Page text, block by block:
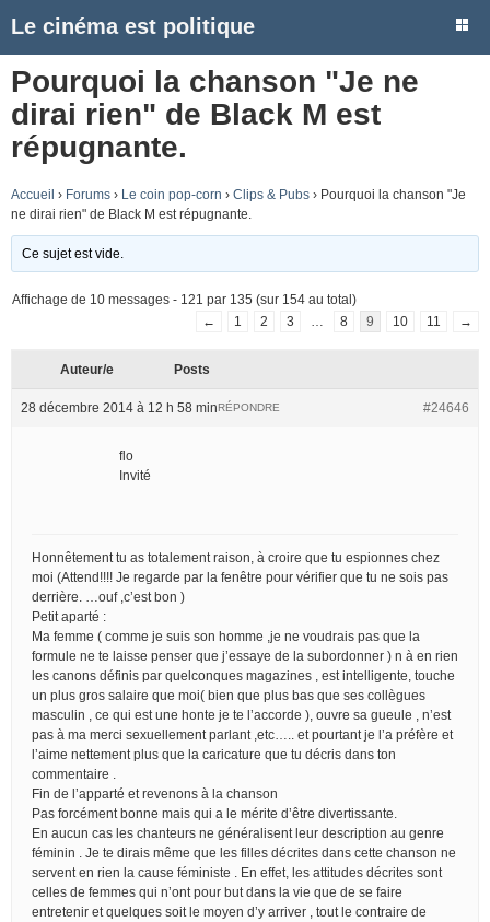
Le cinéma est politique
Pourquoi la chanson "Je ne
dirai rien" de Black M est
répugnante.
Accueil › Forums › Le coin pop-corn › Clips & Pubs › Pourquoi la chanson "Je
ne dirai rien" de Black M est répugnante.
Ce sujet est vide.
Affichage de 10 messages - 121 par 135 (sur 154 au total)
←
1 2 3 8 9 10 11 →
Auteur/e Posts
28 décembre 2014 à 12 h 58 min #24646
RÉPONDRE
flo
Invité
Honnêtement tu as totalement raison, à croire que tu espionnes chez
moi (Attend!!!! Je regarde par la fenêtre pour vérifier que tu ne sois pas
derrière. …ouf ,c’est bon )
Petit aparté :
Ma femme ( comme je suis son homme ,je ne voudrais pas que la
formule ne te laisse penser que j’essaye de la subordonner ) n à en rien
les canons définis par quelconques magazines , est intelligente, touche
un plus gros salaire que moi( bien que plus bas que ses collègues
masculin , ce qui est une honte je te l’accorde ), ouvre sa gueule , n’est
pas à ma merci sexuellement parlant ,etc….. et pourtant je l’a préfère et
l’aime nettement plus que la caricature que tu décris dans ton
commentaire .
Fin de l’apparté et revenons à la chanson
Pas forcément bonne mais qui a le mérite d’être divertissante.
En aucun cas les chanteurs ne généralisent leur description au genre
féminin . Je te dirais même que les filles décrites dans cette chanson ne
servent en rien la cause féministe . En effet, les attitudes décrites sont
celles de femmes qui n’ont pour but dans la vie que de se faire
entretenir et quelques soit le moyen d’y arriver , tout le contraire de